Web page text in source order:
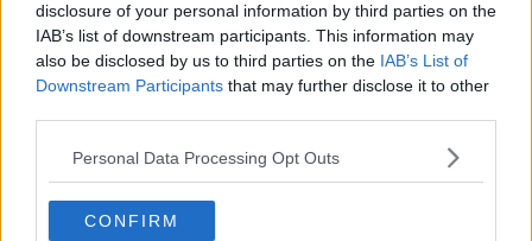
disclosure of your personal information by third parties on the
IAB’s list of downstream participants. This information may
also be disclosed by us to third parties on the IAB’s List of
Downstream Participants that may further disclose it to other
Personal Data Processing Opt Outs
CONFIRM
Ret :Salater -Salater
Indsendt :2003-06-02